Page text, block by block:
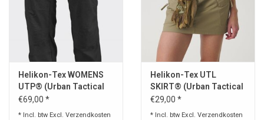
Schoenen
Speelgoed
Survival
Helikon-Tex WOMENS
UTP® (Urban Tactical
Pants®)
€69,00 *
* Incl. btw Excl. Verzendkosten
Helikon-Tex UTL
SKIRT® (Urban Tactical
Skirt®)
€29,00 *
* Incl. btw Excl. Verzendkosten